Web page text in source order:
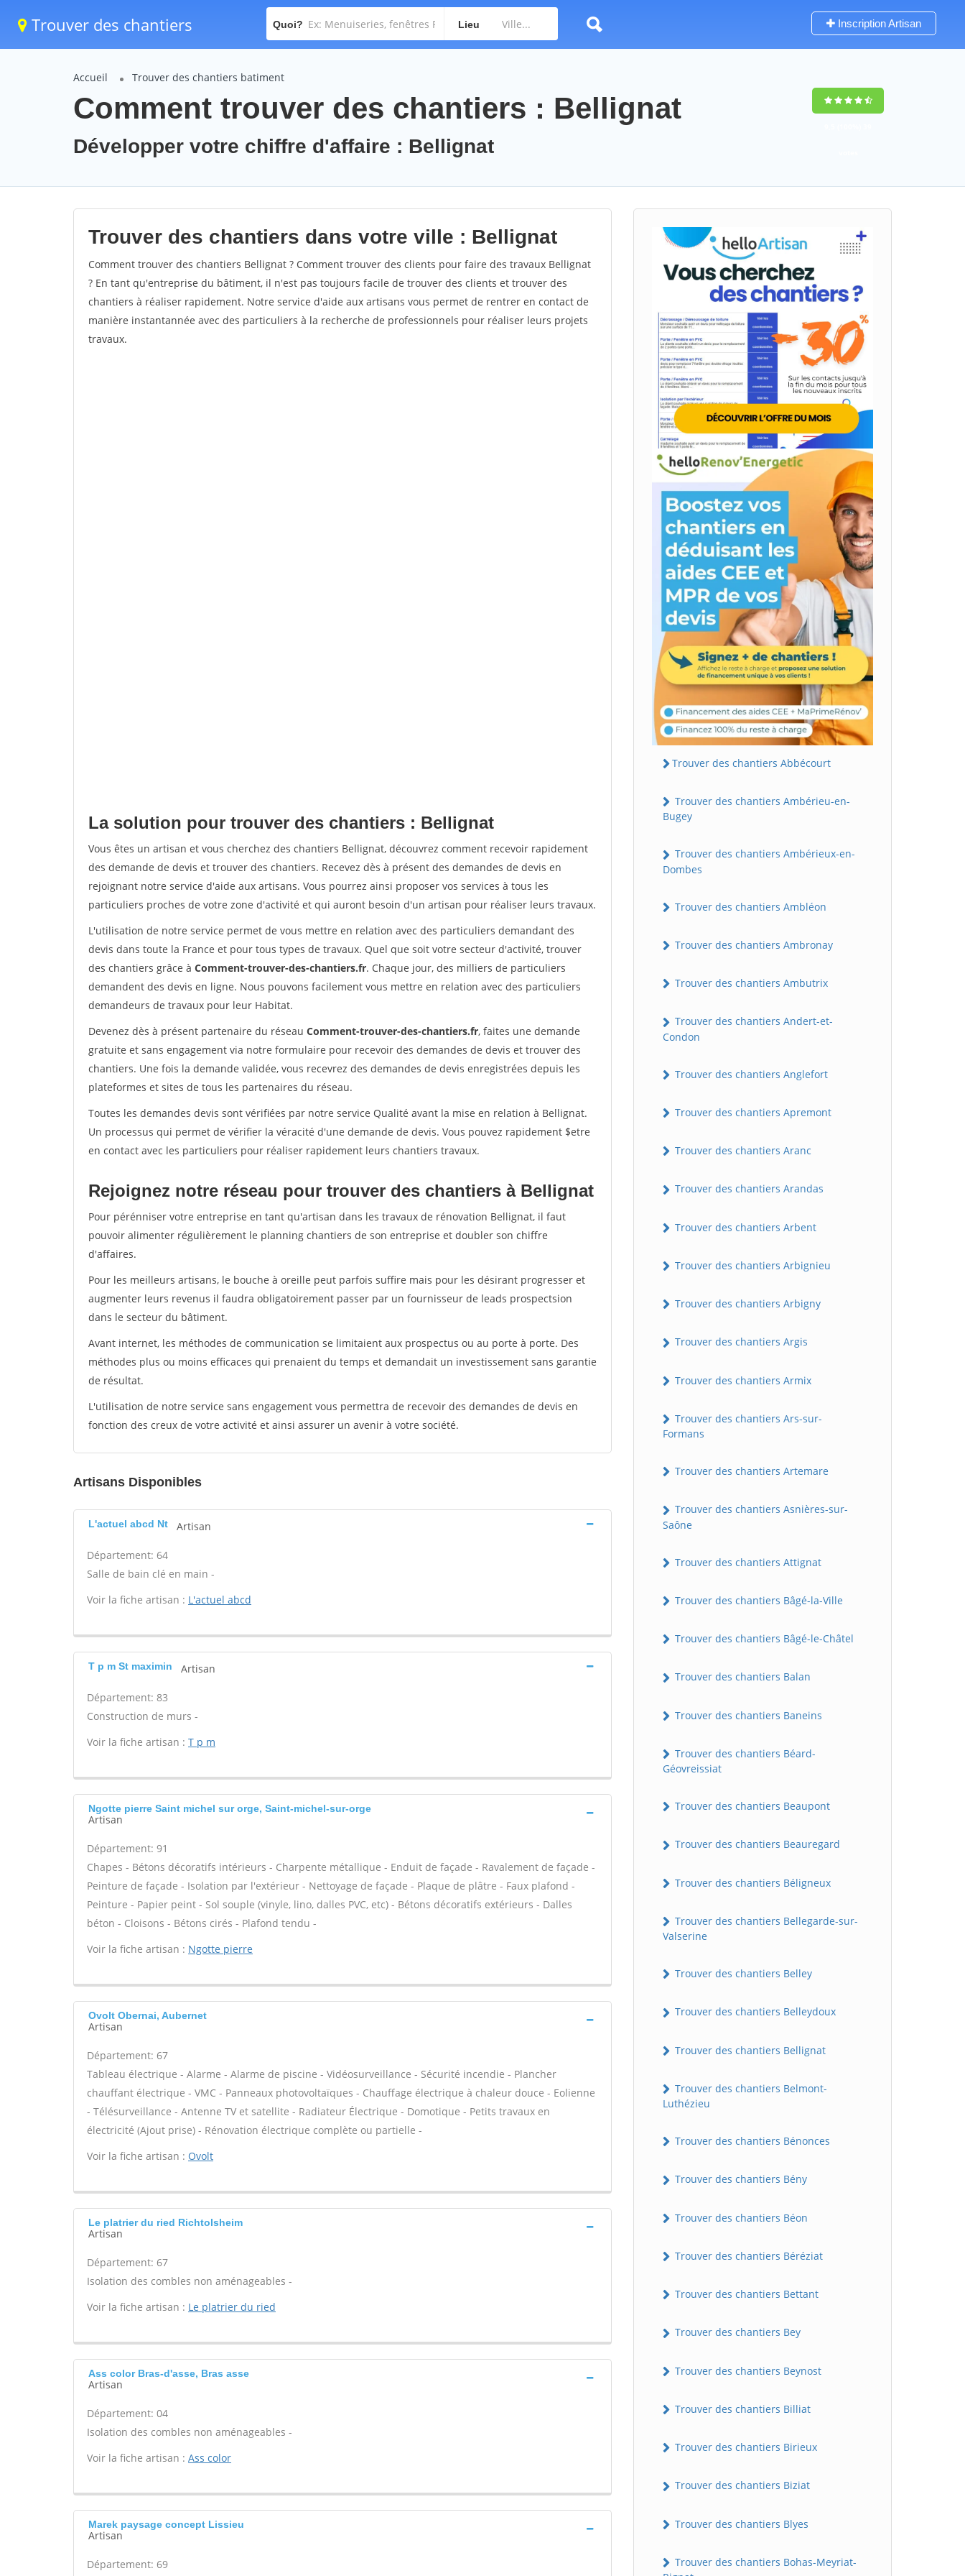
Trouver des chantiers Quoi? Lieu Inscription Artisan
Accueil Trouver des chantiers batiment
Comment trouver des chantiers : Bellignat
Développer votre chiffre d'affaire : Bellignat
Trouver des chantiers dans votre ville : Bellignat
Comment trouver des chantiers Bellignat ? Comment trouver des clients pour faire des travaux Bellignat
? En tant qu'entreprise du bâtiment, il n'est pas toujours facile de trouver des clients et trouver des
chantiers à réaliser rapidement. Notre service d'aide aux artisans vous permet de rentrer en contact de
manière instantannée avec des particuliers à la recherche de professionnels pour réaliser leurs projets
travaux.
La solution pour trouver des chantiers : Bellignat
Vous êtes un artisan et vous cherchez des chantiers Bellignat, découvrez comment recevoir rapidement
des demande de devis et trouver des chantiers. Recevez dès à présent des demandes de devis en
rejoignant notre service d'aide aux artisans. Vous pourrez ainsi proposer vos services à tous les
particuliers proches de votre zone d'activité et qui auront besoin d'un artisan pour réaliser leurs travaux.
L'utilisation de notre service permet de vous mettre en relation avec des particuliers demandant des
devis dans toute la France et pour tous types de travaux. Quel que soit votre secteur d'activité, trouver
des chantiers grâce à Comment-trouver-des-chantiers.fr. Chaque jour, des milliers de particuliers
demandent des devis en ligne. Nous pouvons facilement vous mettre en relation avec des particuliers
demandeurs de travaux pour leur Habitat.
Devenez dès à présent partenaire du réseau Comment-trouver-des-chantiers.fr, faites une demande
gratuite et sans engagement via notre formulaire pour recevoir des demandes de devis et trouver des
chantiers. Une fois la demande validée, vous recevrez des demandes de devis enregistrées depuis les
plateformes et sites de tous les partenaires du réseau.
Toutes les demandes devis sont vérifiées par notre service Qualité avant la mise en relation à Bellignat.
Un processus qui permet de vérifier la véracité d'une demande de devis. Vous pouvez rapidement $etre
en contact avec les particuliers pour réaliser rapidement leurs chantiers travaux.
Rejoignez notre réseau pour trouver des chantiers à Bellignat
Pour pérénniser votre entreprise en tant qu'artisan dans les travaux de rénovation Bellignat, il faut
pouvoir alimenter régulièrement le planning chantiers de son entreprise et doubler son chiffre
d'affaires.
Pour les meilleurs artisans, le bouche à oreille peut parfois suffire mais pour les désirant progresser et
augmenter leurs revenus il faudra obligatoirement passer par un fournisseur de leads prospectsion
dans le secteur du bâtiment.
Avant internet, les méthodes de communication se limitaient aux prospectus ou au porte à porte. Des
méthodes plus ou moins efficaces qui prenaient du temps et demandait un investissement sans garantie
de résultat.
L'utilisation de notre service sans engagement vous permettra de recevoir des demandes de devis en
fonction des creux de votre activité et ainsi assurer un avenir à votre société.
Artisans Disponibles
L'actuel abcd Nt Artisan
Département: 64
Salle de bain clé en main -
Voir la fiche artisan : L'actuel abcd
T p m St maximin Artisan
Département: 83
Construction de murs -
Voir la fiche artisan : T p m
Ngotte pierre Saint michel sur orge, Saint-michel-sur-orge
Artisan
Département: 91
Chapes - Bétons décoratifs intérieurs - Charpente métallique - Enduit de façade - Ravalement de façade -
Peinture de façade - Isolation par l'extérieur - Nettoyage de façade - Plaque de plâtre - Faux plafond -
Peinture - Papier peint - Sol souple (vinyle, lino, dalles PVC, etc) - Bétons décoratifs extérieurs - Dalles
béton - Cloisons - Bétons cirés - Plafond tendu -
Voir la fiche artisan : Ngotte pierre
Ovolt Obernai, Aubernet
Artisan
Département: 67
Tableau électrique - Alarme - Alarme de piscine - Vidéosurveillance - Sécurité incendie - Plancher
chauffant électrique - VMC - Panneaux photovoltaïques - Chauffage électrique à chaleur douce - Eolienne
- Télésurveillance - Antenne TV et satellite - Radiateur Électrique - Domotique - Petits travaux en
électricité (Ajout prise) - Rénovation électrique complète ou partielle -
Voir la fiche artisan : Ovolt
Le platrier du ried Richtolsheim
Artisan
Département: 67
Isolation des combles non aménageables -
Voir la fiche artisan : Le platrier du ried
Ass color Bras-d'asse, Bras asse
Artisan
Département: 04
Isolation des combles non aménageables -
Voir la fiche artisan : Ass color
Marek paysage concept Lissieu
Artisan
Département: 69
Trouver des chantiers Abbécourt
Trouver des chantiers Ambérieu-en-
Bugey
Trouver des chantiers Ambérieux-en-
Dombes
Trouver des chantiers Ambléon
Trouver des chantiers Ambronay
Trouver des chantiers Ambutrix
Trouver des chantiers Andert-et-
Condon
Trouver des chantiers Anglefort
Trouver des chantiers Apremont
Trouver des chantiers Aranc
Trouver des chantiers Arandas
Trouver des chantiers Arbent
Trouver des chantiers Arbignieu
Trouver des chantiers Arbigny
Trouver des chantiers Argis
Trouver des chantiers Armix
Trouver des chantiers Ars-sur-
Formans
Trouver des chantiers Artemare
Trouver des chantiers Asnières-sur-
Saône
Trouver des chantiers Attignat
Trouver des chantiers Bâgé-la-Ville
Trouver des chantiers Bâgé-le-Châtel
Trouver des chantiers Balan
Trouver des chantiers Baneins
Trouver des chantiers Béard-
Géovreissiat
Trouver des chantiers Beaupont
Trouver des chantiers Beauregard
Trouver des chantiers Béligneux
Trouver des chantiers Bellegarde-sur-
Valserine
Trouver des chantiers Belley
Trouver des chantiers Belleydoux
Trouver des chantiers Bellignat
Trouver des chantiers Belmont-
Luthézieu
Trouver des chantiers Bénonces
Trouver des chantiers Bény
Trouver des chantiers Béon
Trouver des chantiers Béréziat
Trouver des chantiers Bettant
Trouver des chantiers Bey
Trouver des chantiers Beynost
Trouver des chantiers Billiat
Trouver des chantiers Birieux
Trouver des chantiers Biziat
Trouver des chantiers Blyes
Trouver des chantiers Bohas-Meyriat-